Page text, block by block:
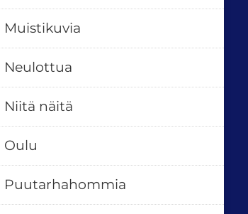
Muistikuvia
Neulottua
Niitä näitä
Oulu
Puutarhahommia